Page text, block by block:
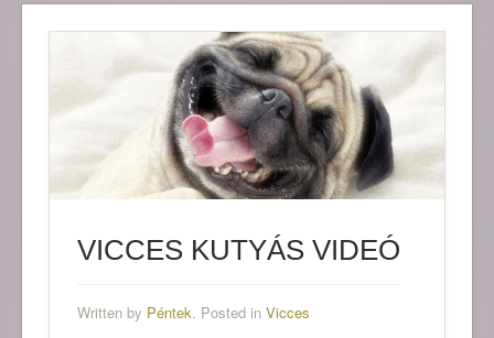
VICCES KUTYÁS VIDEÓ
Written by Péntek. Posted in Vicces